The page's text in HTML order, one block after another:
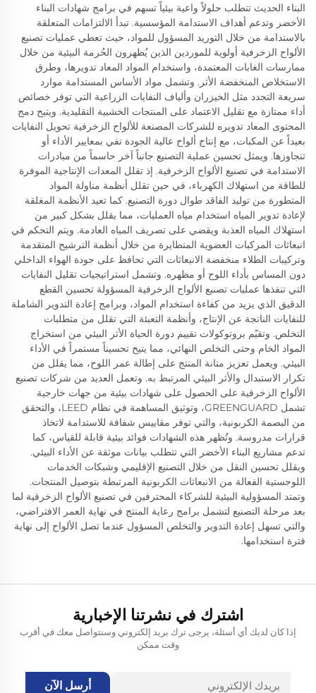
البناء الحديث تتطلب حلولاً واعية بيئياً تسهم في برامج شهادات البناء
الأخضر وتدعم أهداف الاستدامة المؤسسية. تبدأ الالتزامات المتعلقة
بالاستدامة من خلال التوريد المسؤول للمواد، حيث تعطي عمليات تصنيع
الألواح الزخرفية أولوية للموردين الذين يُظهرون الحُرمة البيئية من خلال
ممارسات الغابات المعتمدة، واستخدام المواد المعاد تدويرها، وطرق
الاستخلاص المنخفضة الأثر. وتشمل مواد الأساس المستدامة موارد
سريعة التجدد مثل الخيزران وألياف النفايات الزراعية التي توفر خصائص
أداء ممتازة مع تقليل الاعتماد على المنتجات الخشبية التقليدية. ويتيح دمج
المحتوى المعاد تدويره للشركات المصنعة للألواح الزخرفية تحويل النفايات
بعيداً عن المكبات، مع إنتاج ألواح عالية الجودة تفي بمعايير الأداء أو
تتجاوزها. ويمثل تحسين عملية التصنيع جانباً آخر حاسماً من مبادرات
الاستدامة في تصنيع الألواح الزخرفية. إذ تقلل المعدات الإنتاجية الموفرة
للطاقة من استهلاك الكهرباء، في حين تقلل أنظمة مناولة المواد
المتطورة من توليد الفاقد طوال دورة التصنيع. كما تعيد الأنظمة المغلقة
لإعادة تدوير المياه استخدام مياه العمليات، مما يقلل بشكل كبير من
استهلاك المياه العذبة ويقضي على تصريف المياه العادمة. ويتم التحكم في
انبعاثات المركبات العضوية المتطايرة من خلال أنظمة الترشيح المتقدمة
وتركيبات الطلاء منخفضة الانبعاثات التي تحافظ على جودة الهواء الداخلي
دون المساس بأداء اللوح أو مظهره. وتشمل استراتيجيات تقليل النفايات
التي تنفذها عمليات تصنيع الألواح الزخرفية المسؤولة تحسين القطع
الدقيق الذي يزيد من كفاءة استخدام المواد، وبرامج إعادة التدوير الشاملة
للنفايات الناتجة عن الإنتاج، وأنظمة التعبئة التي تقلل من متطلبات
التخلص. وتقيّم بروتوكولات تقييم دورة الحياة الأثر البيئي من استخراج
المواد الخام وحتى التخلص النهائي، مما يتيح تحسيناً مستمراً في الأداء
البيئي. ويعمل تعزيز متانة المنتج على إطالة عمر اللوح، مما يقلل من
تكرار الاستبدال والأثر البيئي المرتبط به. وتعمل العديد من شركات تصنيع
الألواح الزخرفية على الحصول على شهادات بيئية من جهات خارجية
تشمل GREENGUARD، وتوثيق المساهمة في نظام LEED، والتحقق
من البصمة الكربونية، والتي توفر مقاييس شفافة للاستدامة لاتخاذ
قرارات مدروسة. وتُظهر هذه الشهادات فوائد بيئية قابلة للقياس، كما
تدعم مشاريع البناء الأخضر التي تتطلب بيانات موثقة عن الأداء البيئي.
ويقلل تحسين النقل من خلال التصنيع الإقليمي وشبكات الخدمات
اللوجستية الفعالة من الانبعاثات الكربونية المرتبطة بتوصيل المنتجات.
وتمتد المسؤولية البيئية للشركاء المحترفين في تصنيع الألواح الزخرفية لما
بعد مرحلة التصنيع لتشمل برامج رعاية المنتج في نهاية العمر الافتراضي،
والتي تسهل إعادة التدوير والتخلص المسؤول عندما تصل الألواح إلى نهاية
فترة استخدامها.
اشترك في نشرتنا الإخبارية
إذا كان لديك أي أسئلة، يرجى ترك بريد إلكتروني وسنتواصل معك في أقرب
وقت ممكن
أرسل الآن